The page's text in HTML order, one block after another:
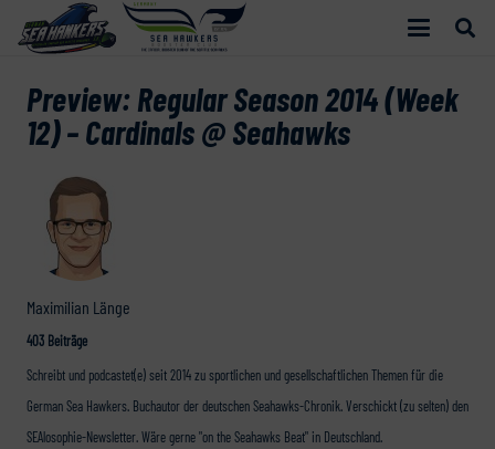
Maximilian Länge
403 Beiträge
Schreibt und podcastet(e) seit 2014 zu sportlichen und gesellschaftlichen Themen für die
German Sea Hawkers. Buchautor der deutschen Seahawks-Chronik. Verschickt (zu selten) den
SEAlosophie-Newsletter. Wäre gerne "on the Seahawks Beat" in Deutschland.
Preview: Regular Season 2014 (Week
12) – Cardinals @ Seahawks